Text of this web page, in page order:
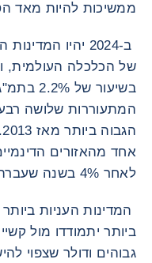
ממשיכות להיות מאד
ב-2024 יהיו
בשיעור
המתעוררות שלושה
לאחר 4% בשנה שעברה.
המדינות העניות
ביותר יתמודדו מול
גבוהים ודולר שצפוי